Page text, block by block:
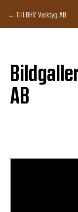
← Till BHV Verktyg AB
AB